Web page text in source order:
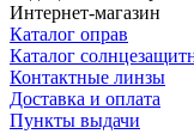
Интернет-магазин
Каталог оправ
Каталог
Контактные линзы
Доставка и оплата
Пункты выдачи